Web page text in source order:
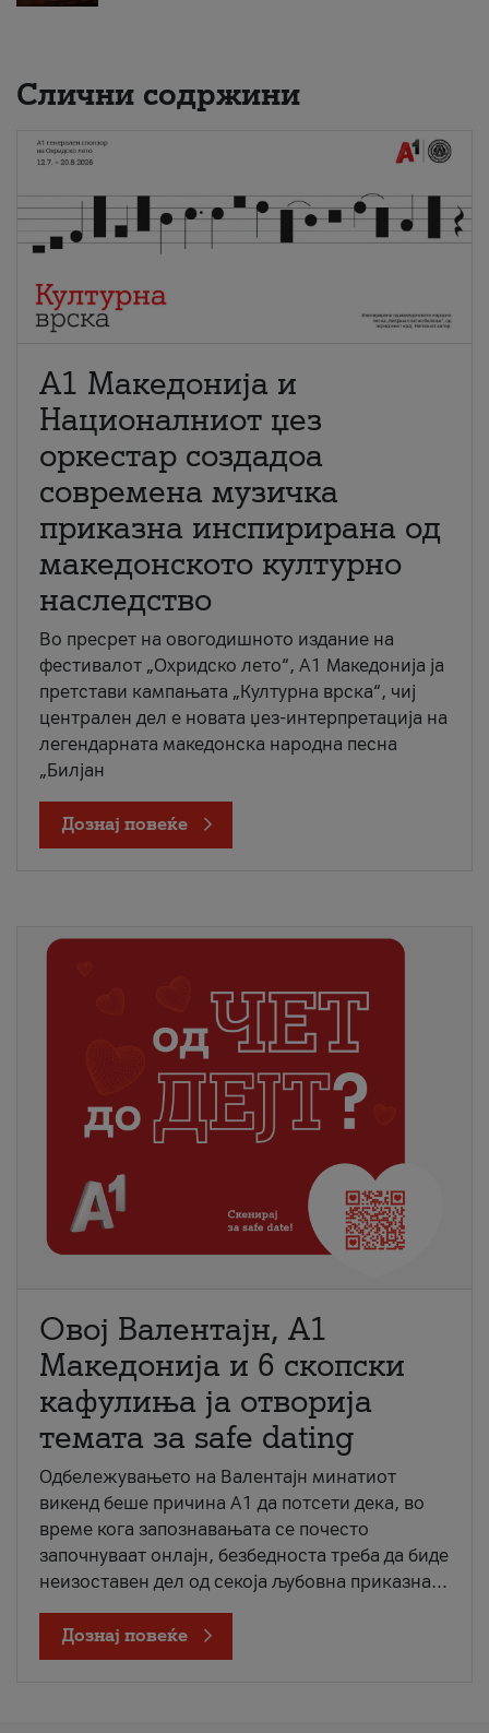
Слични содржини
А1 Македонија и
Националниот џез
оркестар создадоа
современа музичка
приказна инспирирана од
македонското културно
наследство
Во пресрет на овогодишното издание на
фестивалот „Охридско лето“, А1 Македонија ја
претстави кампањата „Културна врска“, чиј
централен дел е новата џез-интерпретација на
легендарната македонска народна песна
„Билјан
Дознај повеќе
Овој Валентајн, A1
Македонија и 6 скопски
кафулиња ја отворија
темата за safe dating
Одбележувањето на Валентајн минатиот
викенд беше причина А1 да потсети дека, во
време кога запознавањата се почесто
започнуваат онлајн, безбедноста треба да биде
неизоставен дел од секоја љубовна приказна...
Дознај повеќе